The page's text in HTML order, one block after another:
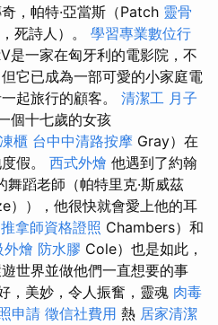
，帕特·亞當斯（Patch 靈骨
死詩人）。 學習專業數位行
是一家在匈牙利的電影院，不
它已成為一部可愛的小家庭電
起旅行的顧客。 清潔工 月子
個十七歲的女孩
櫃 台中中清路按摩 Gray）在
假。 西式外燴 他遇到了約翰
蹈老師（帕特里克·斯威茲
）），他很快就會愛上他的耳
推拿師資格證照 Chambers）和
外燴 防水膠 Cole）也是如此，
世界並做他們一直想要的事
，美妙，令人振奮，靈魂 肉毒
申請 徵信社費用 熱 居家清潔